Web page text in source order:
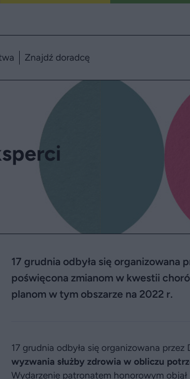
Znajdź doradcę
17 grudnia odbyła się organizowana
poświęcona zmianom w kwestii
planom w tym obszarze na 2022 r.
17 grudnia odbyła się organizowana
wyzwania służby zdrowia w obliczu
Wydarzenie patronatem honorowym objął